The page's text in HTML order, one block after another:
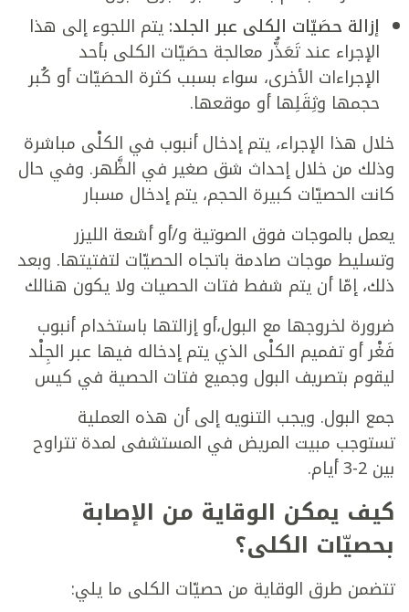
إزالة حصَيّات الكلى عبر الجلد: يتم اللجوء إلى هذا
الإجراء عند تَعَذُّر معالجة حصَيّات الكلى بأحد
الإجراءات الأخرى، سواء بسبب كثرة الحصَيّات أو كُبر
حجمها وثِقَلِها أو موقعها.
خلال هذا الإجراء، يتم إدخال أنبوب في الكلْى مباشرة
وذلك من خلال إحداث شق صغير في الظَّهر. وفي حال
كانت الحصيّات كبيرة الحجم، يتم إدخال مسبار
يعمل بالموجات فوق الصوتية و/أو أشعة الليزر
وتسليط موجات صادمة باتجاه الحصيّات لتفتيتها. وبعد
ذلك، إمّا أن يتم شفط فتات الحصيات ولا يكون هنالك
ضرورة لخروجها مع البول،أو إزالتها باستخدام أنبوب
فَغْر أو تفميم الكلْى الذي يتم إدخاله فيها عبر الجِلْد
ليقوم بتصريف البول وجميع فتات الحصية في كيس
جمع البول. ويجب التنويه إلى أن هذه العملية
تستوجب مبيت المريض في المستشفى لمدة تتراوح
بين 2-3 أيام.
كيف يمكن الوقاية من الإصابة
بحصيّات الكلى؟
تتضمن طرق الوقاية من حصيّات الكلى ما يلي: